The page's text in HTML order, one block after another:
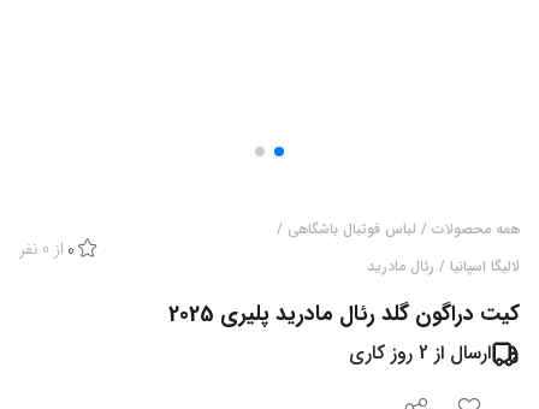
همه محصولات / لباس فوتبال باشگاهی /
لالیگا اسپانیا / رئال مادرید
0 از 0 نفر
کیت دراگون گلد رئال مادرید پلیری 2025
ارسال از 2 روز کاری